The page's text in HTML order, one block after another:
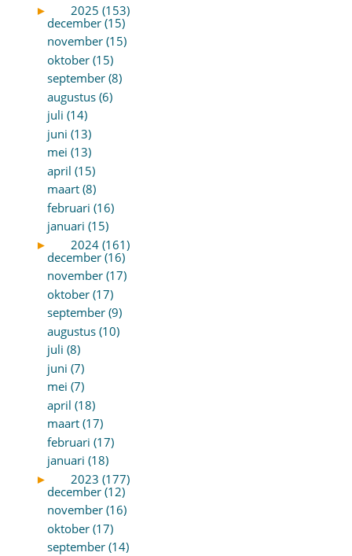
►
2025 (153)
december (15)
november (15)
oktober (15)
september (8)
augustus (6)
juli (14)
juni (13)
mei (13)
april (15)
maart (8)
februari (16)
januari (15)
►
2024 (161)
december (16)
november (17)
oktober (17)
september (9)
augustus (10)
juli (8)
juni (7)
mei (7)
april (18)
maart (17)
februari (17)
januari (18)
►
2023 (177)
december (12)
november (16)
oktober (17)
september (14)